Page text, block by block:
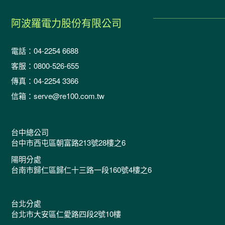
阿波羅電力股份有限公司
電話：04-2254 6688
客服：0800-526-655
傳真：04-2254 3366
信箱：serve@re100.com.tw
台中總公司
台中市西屯區朝富路213號28樓之6
陽明分處
台南市歸仁區歸仁十三路一段160號4樓之6
台北分處
台北市大安區仁愛路四段2號10樓